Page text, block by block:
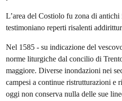
L’area del Costiolo fu zona di antichi
testimoniano reperti risalenti
Nel 1585 - su indicazione del
norme liturgiche dal concilio di
maggiore. Diverse inondazioni nei
campesi a continue ristrutturazioni e
oggi non conserva nulla delle sue